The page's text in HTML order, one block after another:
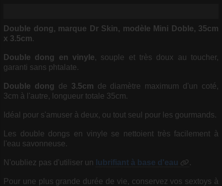
Double dong, marque Dr Skin, modèle Mini Doble, 35cm
x 3.5cm.
Double dong en vinyle, souple et très doux au toucher,
garanti sans phtalate.
Double dong de 3.5cm de diamètre maximum d'un coté,
3cm à l'autre, longueur totale 35cm.
Idéal pour s'amuser à deux, ou tout seul pour les gourmands.
Les double dongs en vinyle se nettoient très facilement à
l'eau savonneuse.
N'oubliez pas d'utiliser un lubrifiant à base d'eau .
Pour une plus grande durée de vie, conservez vos sextoys à